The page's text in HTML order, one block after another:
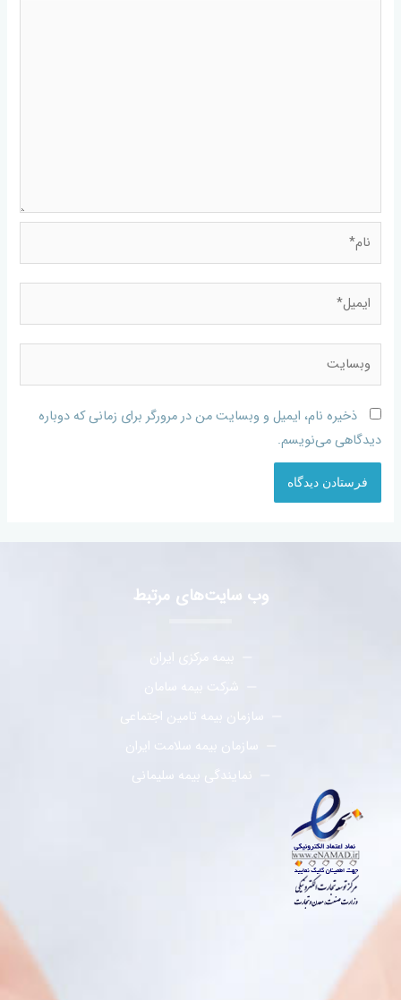
ذخیره نام، ایمیل و وبسایت من در مرورگر برای زمانی که دوباره
دیدگاهی می‌نویسم.
وب سایت‌های مرتبط
بیمه مرکزی ایران
شرکت بیمه سامان
سازمان بیمه تامین اجتماعی
سازمان بیمه سلامت ایران
نمایندگی بیمه سلیمانی